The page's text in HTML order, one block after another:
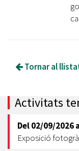
Tornar al
Activitats
Del02/09/2026
Exposició